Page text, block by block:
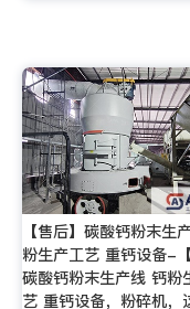
【售后】碳酸钙粉末生
粉生产工艺 重钙设备-【
碳酸钙粉末生产线 钙粉
艺 重钙设备，粉碎机，